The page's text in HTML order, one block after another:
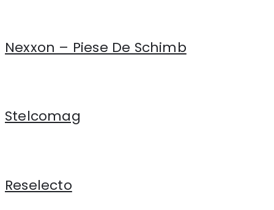
Nexxon – Piese De Schimb
Stelcomag
Reselecto